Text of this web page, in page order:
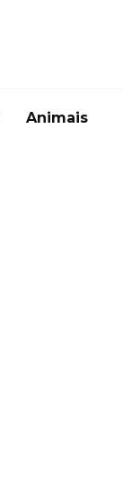
Animais